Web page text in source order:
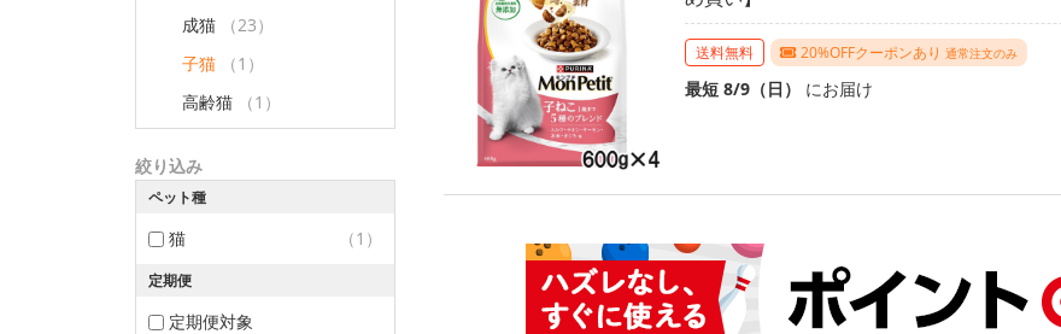
成猫
（23）
子猫
（1）
高齢猫
（1）
絞り込み
ペット種
猫 （1）
定期便
定期便対象
送料無料 20%OFFクーポンあり 通常注文のみ
最短 8/9（日） にお届け